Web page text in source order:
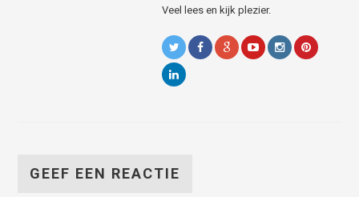
Veel lees en kijk plezier.
GEEF EEN REACTIE